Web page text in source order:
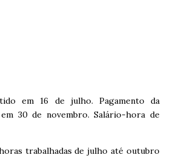
em 16 de julho. Pagamento da
30 de novembro. Salário-hora de
trabalhadas de julho até outubro